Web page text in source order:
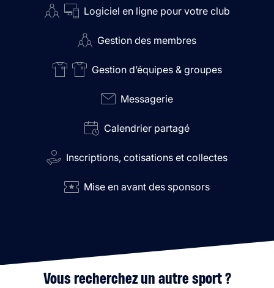
Logiciel en ligne pour votre club
Gestion des membres
Gestion d’équipes & groupes
Messagerie
Calendrier partagé
Inscriptions, cotisations et collectes
Mise en avant des sponsors
Vous recherchez un autre sport ?